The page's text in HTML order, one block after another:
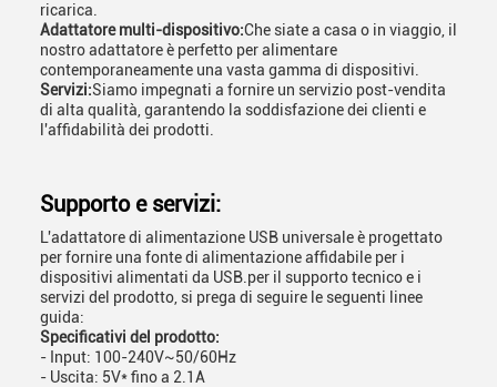
ricarica.
Adattatore multi-dispositivo:Che siate a casa o in viaggio, il
nostro adattatore è perfetto per alimentare
contemporaneamente una vasta gamma di dispositivi.
Servizi:Siamo impegnati a fornire un servizio post-vendita
di alta qualità, garantendo la soddisfazione dei clienti e
l'affidabilità dei prodotti.
Supporto e servizi:
L'adattatore di alimentazione USB universale è progettato
per fornire una fonte di alimentazione affidabile per i
dispositivi alimentati da USB.per il supporto tecnico e i
servizi del prodotto, si prega di seguire le seguenti linee
guida:
Specificativi del prodotto:
- Input: 100-240V~50/60Hz
- Uscita: 5V* fino a 2.1A